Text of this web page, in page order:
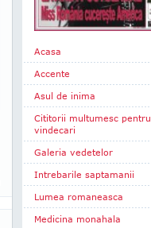
Acasa
Accente
Asul de inima
Cititorii multumesc pentru
vindecari
Galeria vedetelor
Intrebarile saptamanii
Lumea romaneasca
Medicina monahala